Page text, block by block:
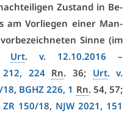
Zu­stand in Be­
am Vor­lie­gen ei­ner Man­
Sin­ne (im
Urt. v. 12.10.2016 –
212, 224 Rn. 36; Urt. v.
18, BGHZ 226, 1 Rn. 54, 57;
150/18, NJW 2021, 151